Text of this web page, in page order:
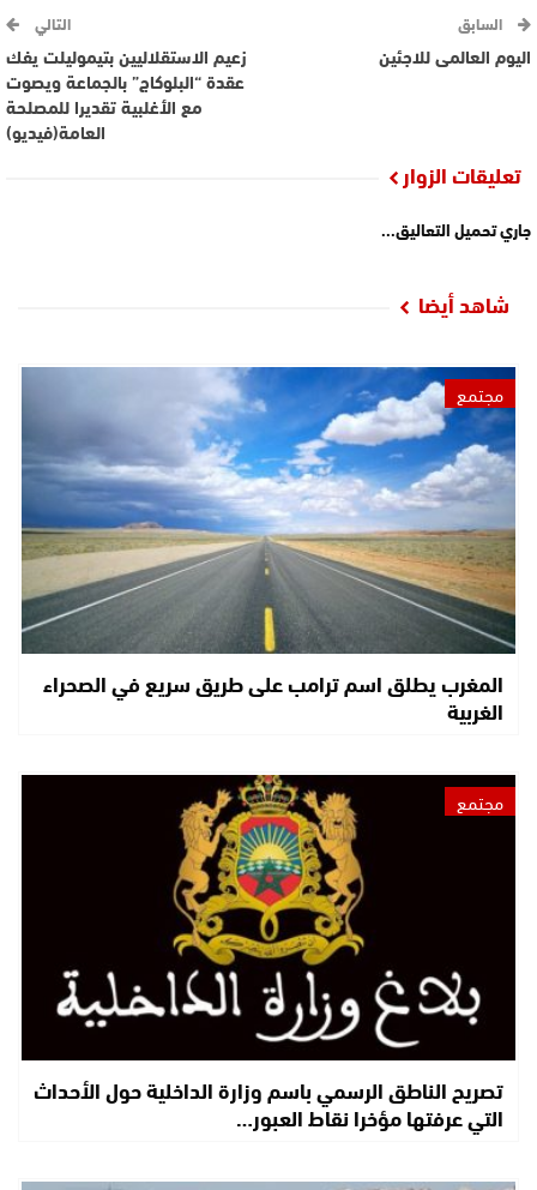
السابق
اليوم العالمى للاجئين
التالي
زعيم الاستقلاليين بتيموليلت يفك
عقدة “البلوكاج” بالجماعة ويصوت
مع الأغلبية تقديرا للمصلحة
العامة(فيديو)
تعليقات الزوار
جاري تحميل التعاليق...
شاهد أيضا
مجتمع
المغرب يطلق اسم ترامب على طريق سريع في الصحراء
الغربية
مجتمع
تصريح الناطق الرسمي باسم وزارة الداخلية حول الأحداث
التي عرفتها مؤخرا نقاط العبور…